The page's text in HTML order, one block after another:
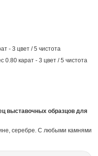
- 3 цвет / 5 чистота
0.80 карат - 3 цвет / 5 чистота
выставочных образцов для
серебре. С любыми камнями